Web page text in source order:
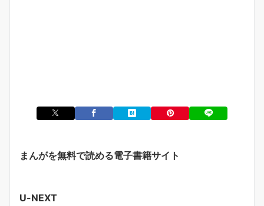
まんがを無料で読める電子書籍サイト
U-NEXT